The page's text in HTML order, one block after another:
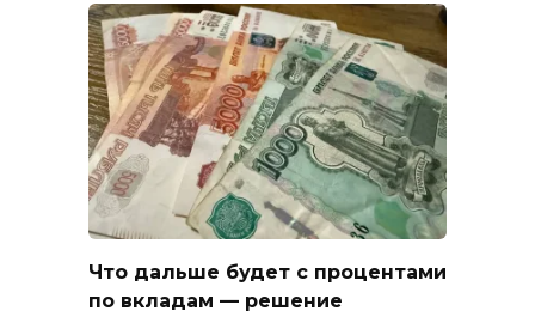
Что дальше будет с процентами
по вкладам — решение